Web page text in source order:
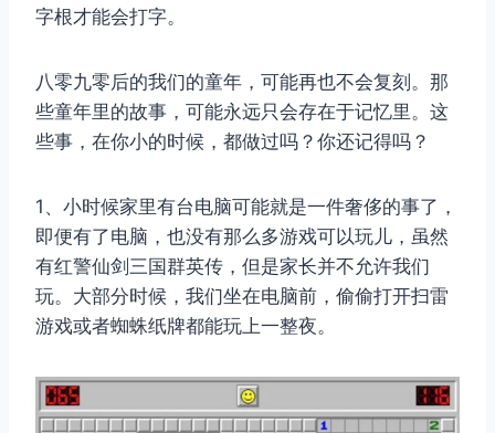
字根才能会打字。
八零九零后的我们的童年，可能再也不会复刻。那
些童年里的故事，可能永远只会存在于记忆里。这
些事，在你小的时候，都做过吗？你还记得吗？
1、小时候家里有台电脑可能就是一件奢侈的事了，
即便有了电脑，也没有那么多游戏可以玩儿，虽然
有红警仙剑三国群英传，但是家长并不允许我们
玩。大部分时候，我们坐在电脑前，偷偷打开扫雷
游戏或者蜘蛛纸牌都能玩上一整夜。